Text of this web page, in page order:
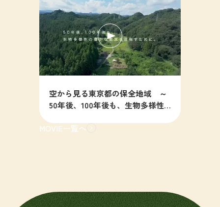
空から見る東京都の保全地域 ～
50年後、100年後も、生物多様性
MOVIE一覧へ